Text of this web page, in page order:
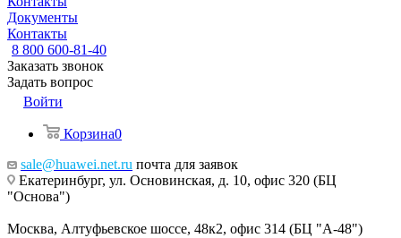
Документы
Контакты
8 800 600-81-40
Заказать звонок
Задать вопрос
Войти
Корзина0
sale@huawei.net.ru почта для заявок
Екатеринбург, ул. Основинская, д. 10, офис 320 (БЦ
"Основа")
Москва, Алтуфьевское шоссе, 48к2, офис 314 (БЦ "А-48")